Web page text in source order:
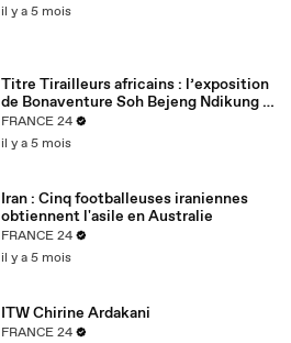
il y a 5 mois
Titre Tirailleurs africains : l’exposition
de Bonaventure Soh Bejeng Ndikung à
Berlin
FRANCE 24
il y a 5 mois
Iran : Cinq footballeuses iraniennes
obtiennent l'asile en Australie
FRANCE 24
il y a 5 mois
ITW Chirine Ardakani
FRANCE 24